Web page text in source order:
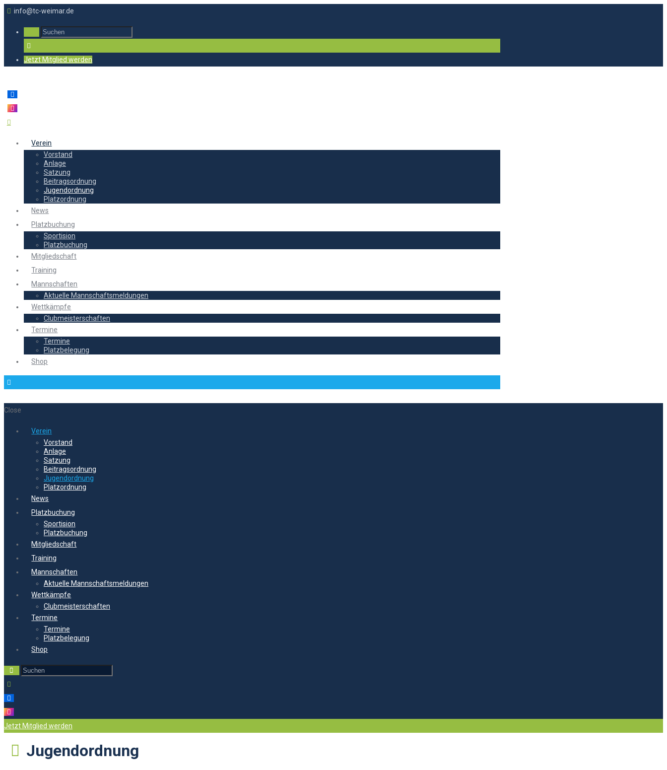
info@tc-weimar.de
Jetzt Mitglied werden
Verein
Vorstand
Anlage
Satzung
Beitragsordnung
Jugendordnung
Platzordnung
News
Platzbuchung
Sportision
Platzbuchung
Mitgliedschaft
Training
Mannschaften
Aktuelle Mannschaftsmeldungen
Wettkämpfe
Clubmeisterschaften
Termine
Termine
Platzbelegung
Shop
Close
Verein
Vorstand
Anlage
Satzung
Beitragsordnung
Jugendordnung
Platzordnung
News
Platzbuchung
Sportision
Platzbuchung
Mitgliedschaft
Training
Mannschaften
Aktuelle Mannschaftsmeldungen
Wettkämpfe
Clubmeisterschaften
Termine
Termine
Platzbelegung
Shop
Jetzt Mitglied werden
Jugendordnung